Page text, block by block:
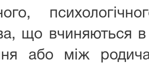
що вчиняються
або між